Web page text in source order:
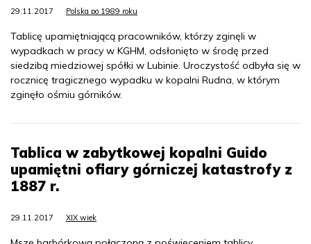
29.11.2017 Polska po 1989 roku
Tablicę upamiętniającą pracowników, którzy zginęli w
wypadkach w pracy w KGHM, odsłonięto w środę przed
siedzibą miedziowej spółki w Lubinie. Uroczystość odbyła się w
rocznicę tragicznego wypadku w kopalni Rudna, w którym
zginęło ośmiu górników.
Tablica w zabytkowej kopalni Guido
upamiętni ofiary górniczej katastrofy z
1887 r.
29.11.2017 XIX wiek